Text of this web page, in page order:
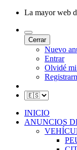
La mayor web
Cerrar
Nuevo
Entrar
Olvidé
INICIO
ANUNCIOS